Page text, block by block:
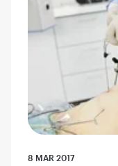
8 MAR 2017